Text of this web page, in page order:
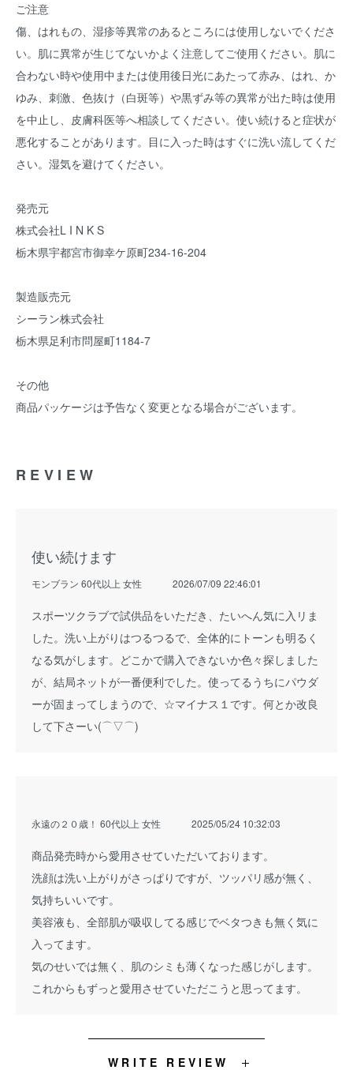
ご注意
傷、はれもの、湿疹等異常のあるところには使用しないでくださ
い。肌に異常が生じてないかよく注意してご使用ください。肌に
合わない時や使用中または使用後日光にあたって赤み、はれ、か
ゆみ、刺激、色抜け（白斑等）や黒ずみ等の異常が出た時は使用
を中止し、皮膚科医等へ相談してください。使い続けると症状が
悪化することがあります。目に入った時はすぐに洗い流してくだ
さい。湿気を避けてください。
発売元
株式会社L I N K S
栃木県宇都宮市御幸ケ原町234-16-204
製造販売元
シーラン株式会社
栃木県足利市問屋町1184-7
その他
商品パッケージは予告なく変更となる場合がございます。
REVIEW
使い続けます
モンブラン 60代以上 女性 2026/07/09 22:46:01
スポーツクラブで試供品をいただき、たいへん気に入リま
した。洗い上がりはつるつるで、全体的にトーンも明るく
なる気がします。どこかで購入できないか色々探しました
が、結局ネットが一番便利でした。使ってるうちにパウダ
ーが固まってしまうので、☆マイナス１です。何とか改良
して下さーい(⌒▽⌒)
永遠の２０歳！ 60代以上 女性 2025/05/24 10:32:03
商品発売時から愛用させていただいております。
洗顔は洗い上がりがさっぱりですが、ツッパリ感が無く、
気持ちいいです。
美容液も、全部肌が吸収してる感じでベタつきも無く気に
入ってます。
気のせいでは無く、肌のシミも薄くなった感じがします。
これからもずっと愛用させていただこうと思ってます。
WRITE REVIEW